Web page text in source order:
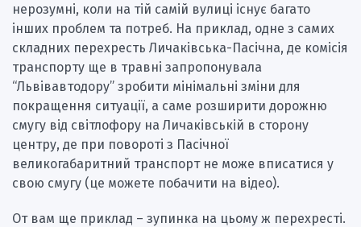
нерозумні, коли на тій самій вулиці існує багато
інших проблем та потреб. На приклад, одне з самих
складних перехресть Личаківська-Пасічна, де комісія
транспорту ще в травні запропонувала
“Львівавтодору” зробити мінімальні зміни для
покращення ситуації, а саме розширити дорожню
смугу від світлофору на Личаківській в сторону
центру, де при повороті з Пасічної
великогабаритний транспорт не може вписатися у
свою смугу (це можете побачити на відео).
От вам ще приклад – зупинка на цьому ж перехресті.